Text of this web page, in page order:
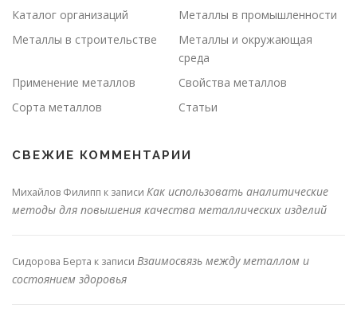
Каталог организаций
Металлы в промышленности
Металлы в строительстве
Металлы и окружающая
среда
Применение металлов
Свойства металлов
Сорта металлов
Статьи
СВЕЖИЕ КОММЕНТАРИИ
Михайлов Филипп к записи Как использовать аналитические
методы для повышения качества металлических изделий
Сидорова Берта к записи Взаимосвязь между металлом и
состоянием здоровья